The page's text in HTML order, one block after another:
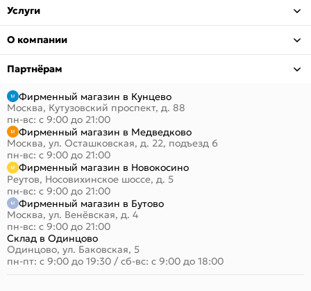
Услуги
О компании
Партнёрам
Фирменный магазин в Кунцево
Москва, Кутузовский проспект, д. 88
пн-вс: с 9:00 до 21:00
Фирменный магазин в Медведково
Москва, ул. Осташковская, д. 22, подъезд 6
пн-вс: с 9:00 до 21:00
Фирменный магазин в Новокосино
Реутов, Носовихинское шоссе, д. 5
пн-вс: с 9:00 до 21:00
Фирменный магазин в Бутово
Москва, ул. Венёвская, д. 4
пн-вс: с 9:00 до 21:00
Склад в Одинцово
Одинцово, ул. Баковская, 5
пн-пт: с 9:00 до 19:30 / сб-вс: с 9:00 до 18:00